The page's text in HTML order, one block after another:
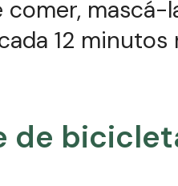
mascá-
12
de